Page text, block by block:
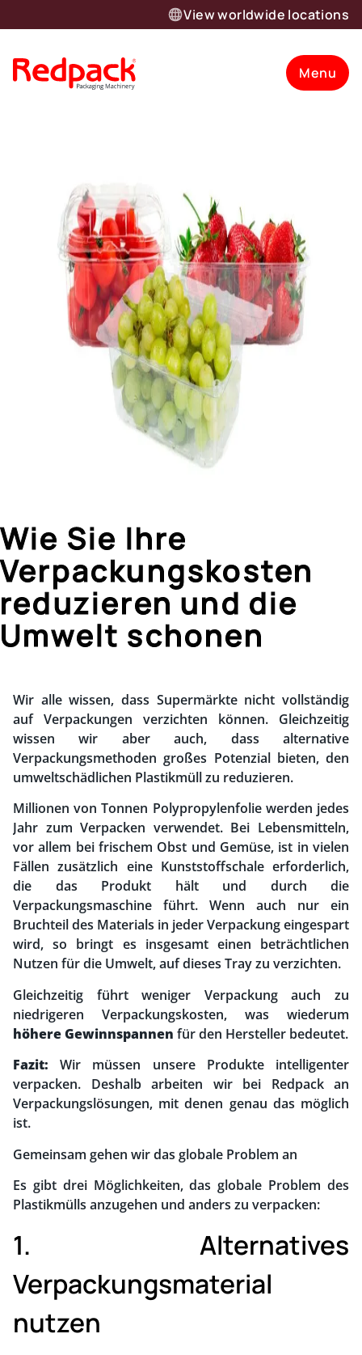
View worldwide locations
Menu
Wie Sie Ihre
Verpackungskosten
reduzieren und die
Umwelt schonen
Wir alle wissen, dass Supermärkte nicht vollständig
auf Verpackungen verzichten können. Gleichzeitig
wissen wir aber auch, dass alternative
Verpackungsmethoden großes Potenzial bieten, den
umweltschädlichen Plastikmüll zu reduzieren.
Millionen von Tonnen Polypropylenfolie werden jedes
Jahr zum Verpacken verwendet. Bei Lebensmitteln,
vor allem bei frischem Obst und Gemüse, ist in vielen
Fällen zusätzlich eine Kunststoffschale erforderlich,
die das Produkt hält und durch die
Verpackungsmaschine führt. Wenn auch nur ein
Bruchteil des Materials in jeder Verpackung eingespart
wird, so bringt es insgesamt einen beträchtlichen
Nutzen für die Umwelt, auf dieses Tray zu verzichten.
Gleichzeitig führt weniger Verpackung auch zu
niedrigeren Verpackungskosten, was wiederum
höhere Gewinnspannen für den Hersteller bedeutet.
Fazit: Wir müssen unsere Produkte intelligenter
verpacken. Deshalb arbeiten wir bei Redpack an
Verpackungslösungen, mit denen genau das möglich
ist.
Gemeinsam gehen wir das globale Problem an
Es gibt drei Möglichkeiten, das globale Problem des
Plastikmülls anzugehen und anders zu verpacken:
1. Alternatives
Verpackungsmaterial
nutzen